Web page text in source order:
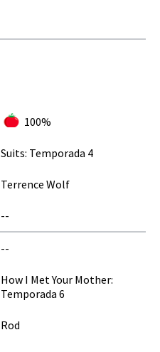
100%
Suits: Temporada 4
Terrence Wolf
--
--
How I Met Your Mother:
Temporada 6
Rod